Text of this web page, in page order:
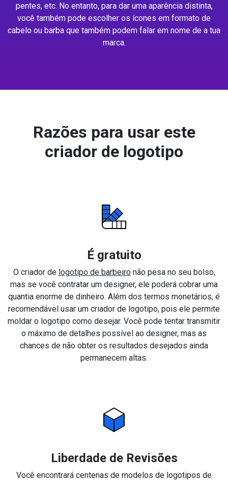
pentes, etc. No entanto, para dar uma aparência distinta,
você também pode escolher os ícones em formato de
cabelo ou barba que também podem falar em nome de a tua
marca.
Razões para usar este
criador de logotipo
É gratuito
O criador de logotipo de barbeironão pesa no seu bolso,
mas se você contratar um designer, ele poderá cobrar uma
quantia enorme de dinheiro. Além dos termos monetários, é
recomendável usar um criador de logotipo, pois ele permite
moldar o logotipo como desejar. Você pode tentar transmitir
o máximo de detalhes possível ao designer, mas as
chances de não obter os resultados desejados ainda
permanecem altas.
Liberdade de Revisões
Você encontrará centenas de modelos de logotipos de